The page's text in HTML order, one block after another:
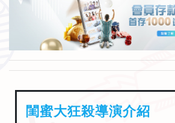
閨蜜大狂殺導演介紹